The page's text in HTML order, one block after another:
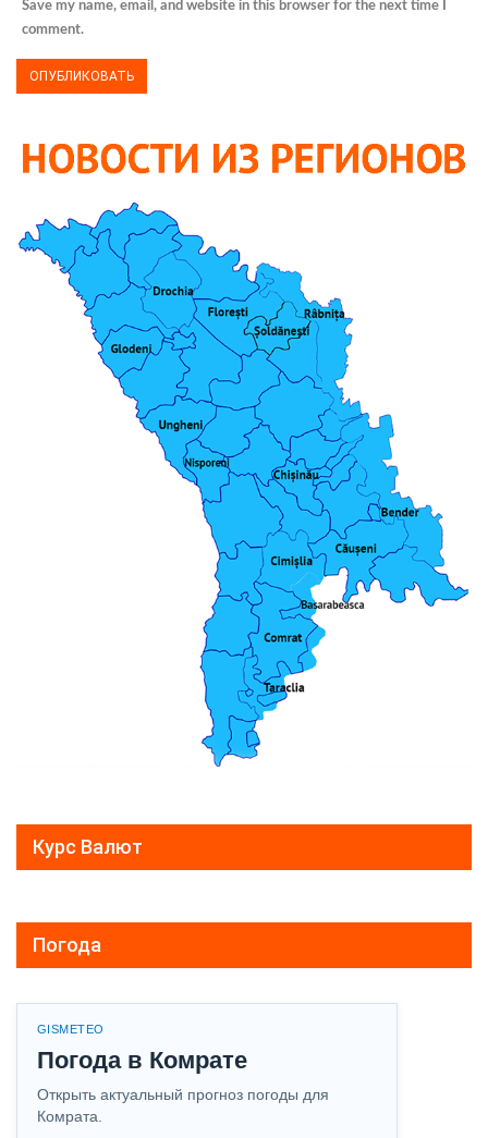
Save my name, email, and website in this browser for the next time I
comment.
Курс Валют
Погода
GISMETEO
Погода в Комрате
Открыть актуальный прогноз погоды для
Комрата.